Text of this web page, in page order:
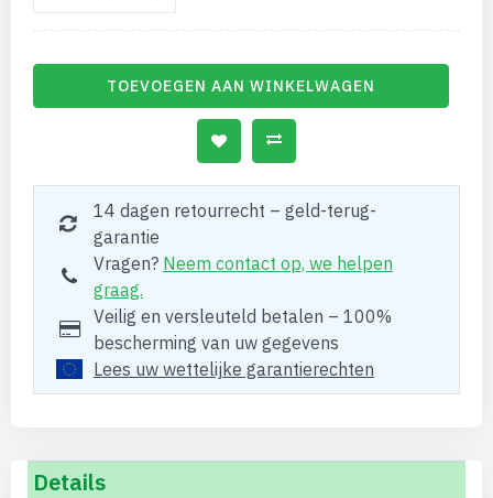
TOEVOEGEN AAN WINKELWAGEN
14 dagen retourrecht – geld-terug-
garantie
Vragen? Neem contact op, we helpen
graag.
Veilig en versleuteld betalen – 100%
bescherming van uw gegevens
Lees uw wettelijke garantierechten
Details